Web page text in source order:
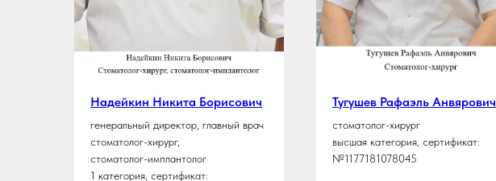
Надейкин Никита Борисович
генеральный директор, главный врач
стоматолог-хирург,
стоматолог-имплантолог
1 категория, сертификат:
Тугушев Рафаэль Анвярович
стоматолог-хирург
высшая категория, сертификат:
№1177181078045